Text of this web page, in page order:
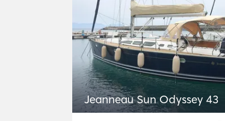
Jeanneau Sun Odyssey 43